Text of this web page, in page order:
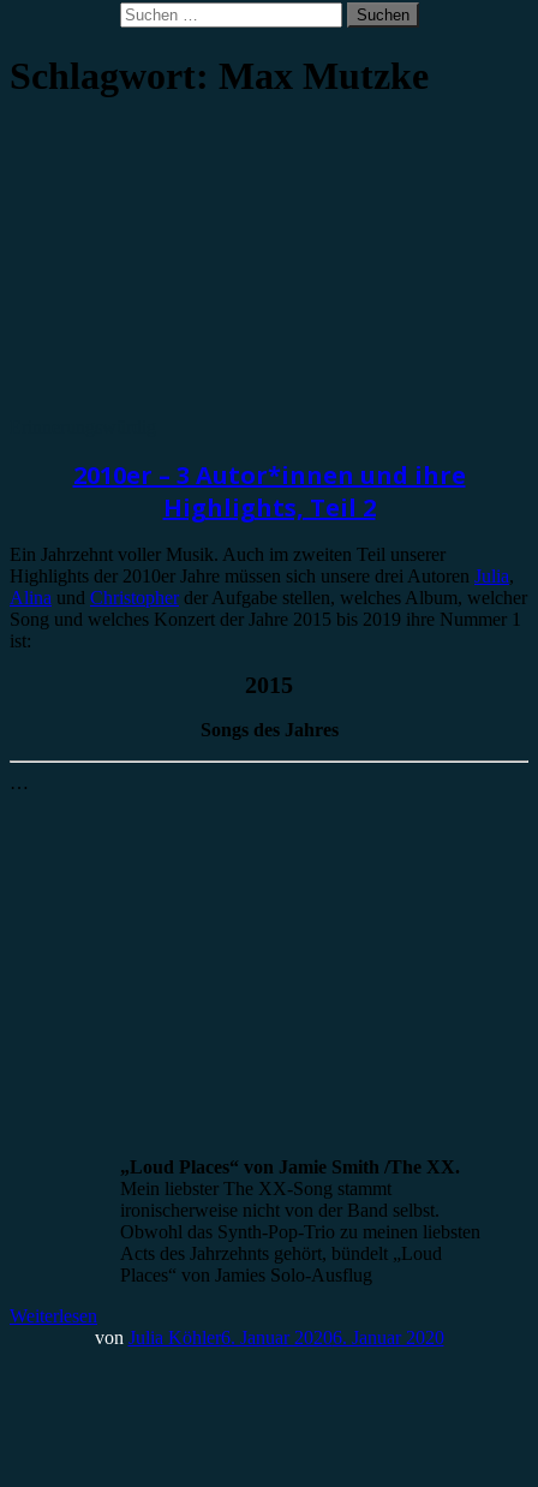
Suchen
nach:
Schlagwort: Max Mutzke
2010er – 3 Autor*innen und ihre
Highlights, Teil 2
Ein Jahrzehnt voller Musik. Auch im zweiten Teil unserer
Highlights der 2010er Jahre müssen sich unsere drei Autoren Julia,
Alina und Christopherder Aufgabe stellen, welches Album, welcher
Song und welches Konzert der Jahre 2015 bis 2019 ihre Nummer 1
ist:
2015
Songs des Jahres
„Loud Places“ von Jamie Smith /The XX.
Mein liebster The XX-Song stammt
ironischerweise nicht von der Band selbst.
Obwohl das Synth-Pop-Trio zu meinen liebsten
Acts des Jahrzehnts gehört, bündelt „Loud
Places“ von Jamies Solo-Ausflug
…
Weiterlesen
von Julia Köhler6. Januar 20206. Januar 2020